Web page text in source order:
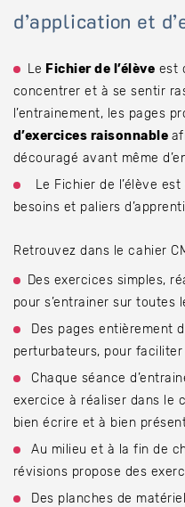
d’application et
Le Fichier de l’élève est
concentrer et à se sentir
l’entrainement, les pages
d’exercices raisonnable
découragé avant même
Le Fichier de l’élève
besoins et paliers
Retrouvez dans le cahier
Des exercices simples,
pour s’entrainer sur toutes
Des pages entièrement
perturbateurs, pour
Chaque séance
exercice à réaliser dans le
bien écrire et à bien
Au milieu et à la fin de
révisions propose des
Des planches de